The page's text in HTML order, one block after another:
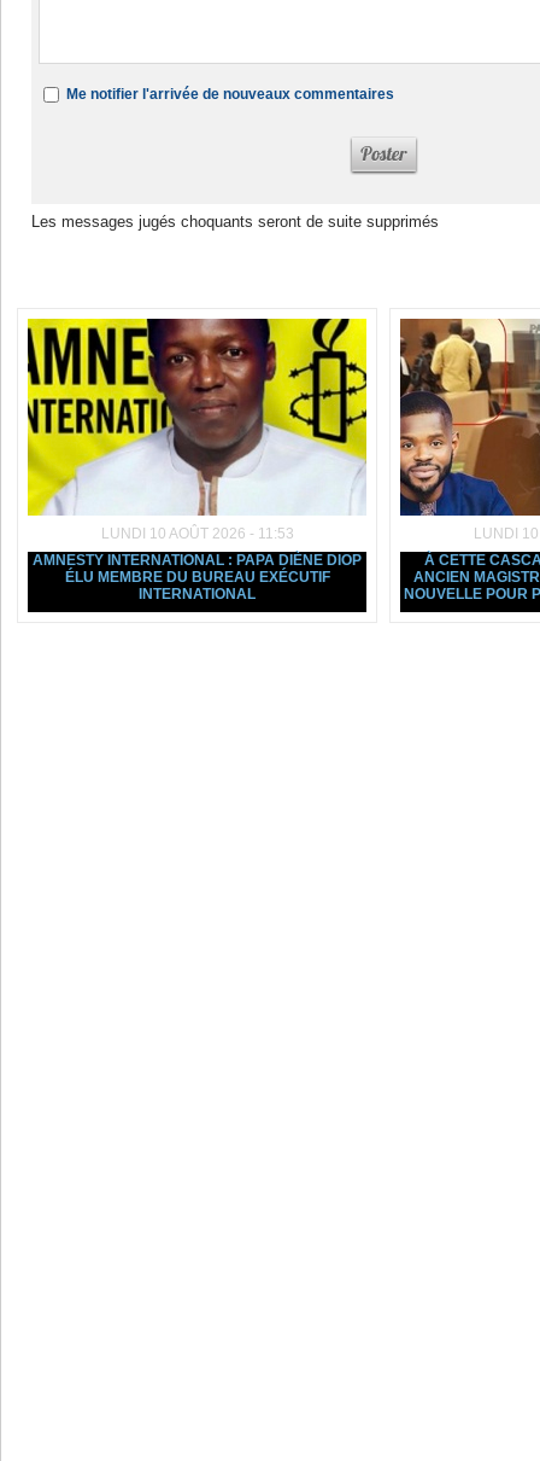
Me notifier l'arrivée de nouveaux commentaires
Les messages jugés choquants seront de suite supprimés
LUNDI 10 AOÛT 2026 - 11:53
AMNESTY INTERNATIONAL : PAPA DIÈNE DIOP
ÉLU MEMBRE DU BUREAU EXÉCUTIF
INTERNATIONAL
LUNDI
À CETTE
ANCIEN
NOUVELLE POUR